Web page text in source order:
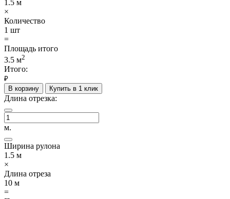
1.5 м
×
Количество
1 шт
=
Площадь итого
3.5 м2
Итого:
₽
В корзину
Купить в 1 клик
Длина отрезка:
м.
Ширина рулона
1.5 м
×
Длина отреза
10 м
=